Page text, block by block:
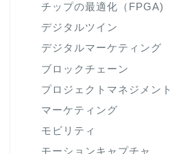
チップの最適化（FPGA)
デジタルツイン
デジタルマーケティング
ブロックチェーン
プロジェクトマネジメント
マーケティング
モビリティ
モーションキャプチャ